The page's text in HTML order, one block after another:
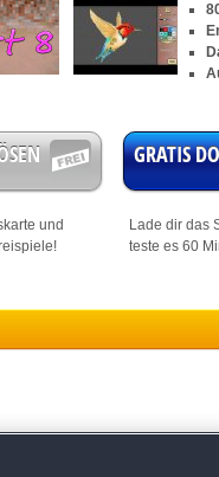
und
GRATIS
Lade dir das
teste es 60
Pixel Art! Die erfolgreiche
Egal, ob du blutiger